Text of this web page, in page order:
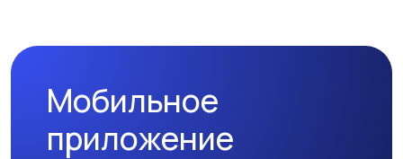
Мобильное
приложение